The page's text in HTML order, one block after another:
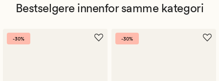
Bestselgere innenfor samme kategori
-30% -30%